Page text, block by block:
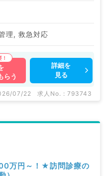
理, 救急対応
らう
詳細を
見る
07/22 求人No. : 793743
万円～！★訪問診療の